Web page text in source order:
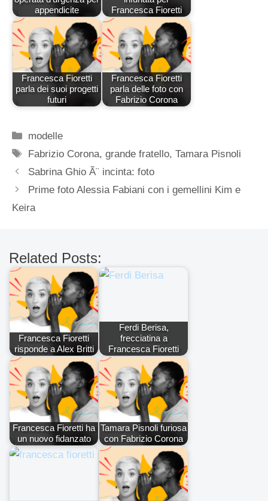
appendicite
Francesca Fioretti
Francesca Fioretti
parla dei suoi progetti
futuri
Francesca Fioretti
parla delle foto con
Fabrizio Corona
Categorie
modelle
Tag
Fabrizio Corona,grande fratello,Tamara Pisnoli
Sabrina Ghio Ã¨ incinta: foto
Prime foto Alessia Fabiani con i gemellini Kim e
Keira
Related Posts:
Francesca Fioretti
risponde a Alex Britti
Ferdi Berisa,
frecciatina a
Francesca Fioretti
Francesca Fioretti ha
un nuovo fidanzato
Tamara Pisnoli furiosa
con Fabrizio Corona